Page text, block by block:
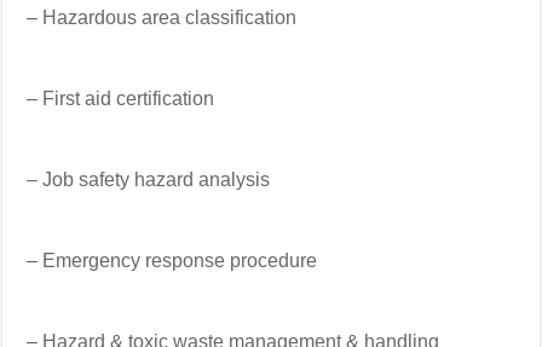
– Hazardous area classification
– First aid certification
– Job safety hazard analysis
– Emergency response procedure
– Hazard & toxic waste management & handling